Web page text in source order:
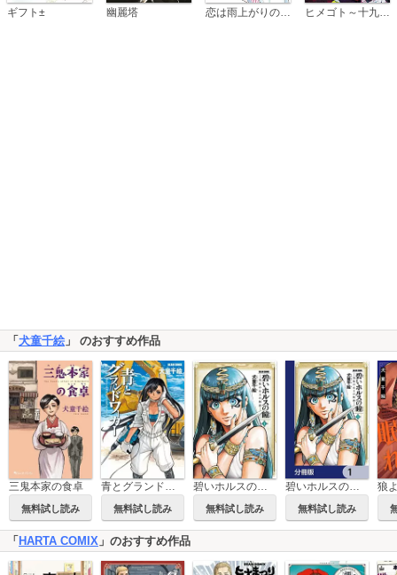
ギフト± 幽麗塔 ヒメゴト～十九歳の制服～
「犬童千絵 」 のおすすめ作品
三鬼本家の食卓
無料試し読み
青とグランドワーカー
無料試し読み
碧いホルスの瞳 -男装の女王の物語-
無料試し読み
碧いホルスの瞳 -男装の女王の物語-【分冊版】
無料試し読み
「 HARTA COMIX 」のおすすめ作品